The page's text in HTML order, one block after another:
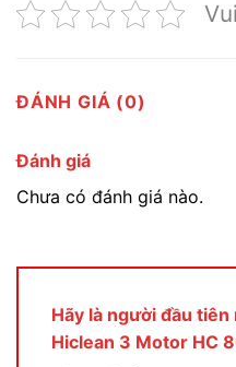
ĐÁNH GIÁ (0)
Đánh giá
Chưa có đánh giá nào.
Hãy là người đầu
Hiclean 3 Motor HC